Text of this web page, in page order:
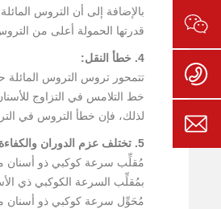
بالإضافة إلى أن التروس
قدرتها الحمولة أعلى من
4. خطأ النقل:
تتمحور تروس التروس المائلة
خط التلامس في التزاوج
لذلك، فإن خطأ التروس في
5. تختلف عزم الدوران والكفاءة.
مُقلِّب سرعة كوكبي ذو أسنان
بمُقلِّب السرعة الكوكبي ذي
مُحَوِّل سرعة كوكبي ذو أسنان
:
0
7
:
-
:
1
m